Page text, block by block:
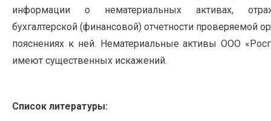
информации о нематериальных активах,
бухгалтерской (финансовой) отчетности проверяемой
пояснениях к ней. Нематериальные активы ООО
имеют существенных искажений.
Список литературы: